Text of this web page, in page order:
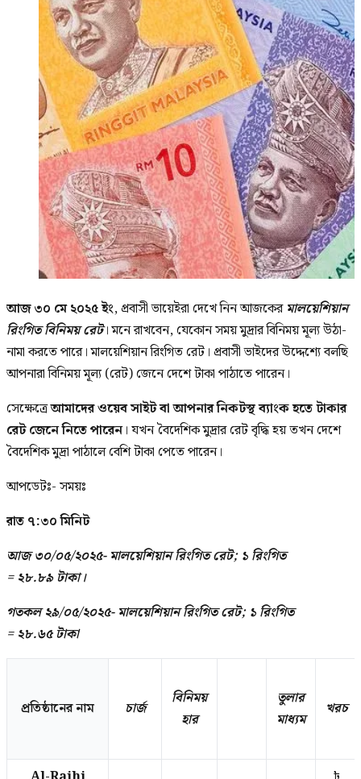
আজ ৩০ মে ২০২৫ ইং, প্রবাসী ভায়েইরা দেখে নিন আজকের মালয়েশিয়ান
রিংগিত বিনিময় রেট। মনে রাখবেন, যেকোন সময় মুদ্রার বিনিময় মূল্য উঠা-
নামা করতে পারে। মালয়েশিয়ান রিংগিত রেট। প্রবাসী ভাইদের উদ্দেশ্যে বলছি
আপনারা বিনিময় মূল্য (রেট) জেনে দেশে টাকা পাঠাতে পারেন।
সেক্ষেত্রেআমাদের ওয়েব সাইট বা আপনার নিকটস্থ ব্যাংক হতে টাকার
রেট জেনে নিতে পারেন। যখন বৈদেশিক মুদ্রার রেট বৃদ্ধি হয় তখন দেশে
বৈদেশিক মুদ্রা পাঠালে বেশি টাকা পেতে পারেন।
আপডেটঃ- সময়ঃ
রাত ৭:৩০ মিনিট
আজ ৩০/০৫/২০২৫- মালয়েশিয়ান রিংগিত রেট; ১ রিংগিত
= ২৮.৮৯ টাকা।
গতকল ২৯/০৫/২০২৫- মালয়েশিয়ান রিংগিত রেট; ১ রিংগিত
= ২৮.৬৫ টাকা
প্রতিষ্ঠানের নাম চার্জ
বিনিময়
হার
তুলার
মাধ্যম
খরচ